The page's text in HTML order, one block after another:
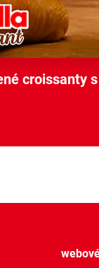
croissanty